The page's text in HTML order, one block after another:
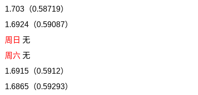
1.703（0.58719）
1.6924（0.59087）
周日 无
周六无
1.6915（0.5912）
1.6865（0.59293）